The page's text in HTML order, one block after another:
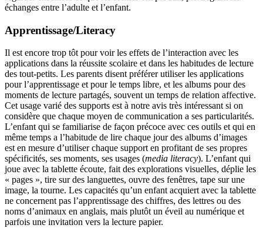
échanges entre l’adulte et l’enfant.
Apprentissage/Literacy
Il est encore trop tôt pour voir les effets de l’interaction avec les
applications dans la réussite scolaire et dans les habitudes de lecture
des tout-petits. Les parents disent préférer utiliser les applications
pour l’apprentissage et pour le temps libre, et les albums pour des
moments de lecture partagés, souvent un temps de relation affective.
Cet usage varié des supports est à notre avis très intéressant si on
considère que chaque moyen de communication a ses particularités.
L’enfant qui se familiarise de façon précoce avec ces outils et qui en
même temps a l’habitude de lire chaque jour des albums d’images
est en mesure d’utiliser chaque support en profitant de ses propres
spécificités, ses moments, ses usages (media literacy). L’enfant qui
joue avec la tablette écoute, fait des explorations visuelles, déplie les
« pages », tire sur des languettes, ouvre des fenêtres, tape sur une
image, la tourne. Les capacités qu’un enfant acquiert avec la tablette
ne concernent pas l’apprentissage des chiffres, des lettres ou des
noms d’animaux en anglais, mais plutôt un éveil au numérique et
parfois une invitation vers la lecture papier.